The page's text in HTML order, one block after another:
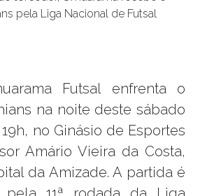
Futsal enfrenta o
na noite deste sábado
19h, no Ginásio de Esportes
Amário Vieira da Costa,
da Amizade. A partida é